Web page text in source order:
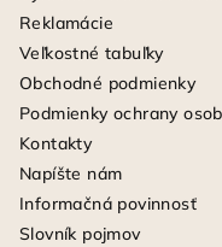
Reklamácie
Veľkostné tabuľky
Obchodné podmienky
Podmienky ochrany
Kontakty
Napíšte nám
Informačná povinnosť
Slovník pojmov